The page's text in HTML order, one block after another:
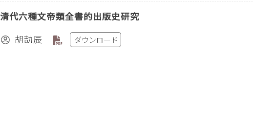
清代六種文帝類全書的出版史研究
胡劼辰
ダウンロード